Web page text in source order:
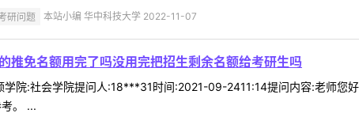
研问题 本站小编 华中科技大学 2022-11-07
推免名额用完了吗没用完把招生剩余名额给考研生吗
学院:社会学院提问人:18***31时间:2021-09-2411:14提问内容:老师您
。 ...